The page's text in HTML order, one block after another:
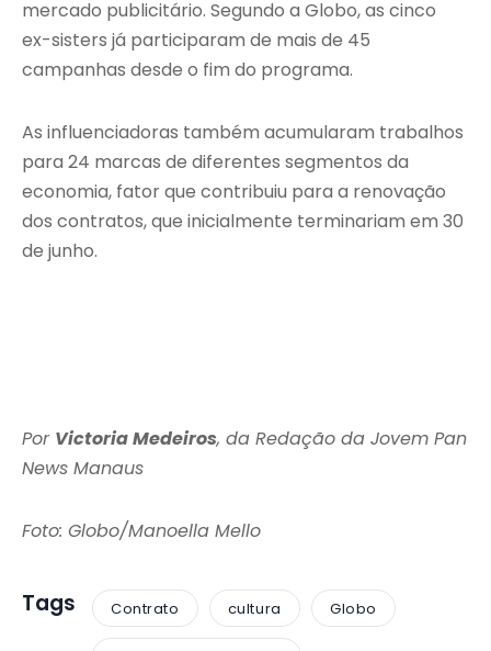
mercado publicitário. Segundo a Globo, as cinco
ex-sisters já participaram de mais de 45
campanhas desde o fim do programa.
As influenciadoras também acumularam trabalhos
para 24 marcas de diferentes segmentos da
economia, fator que contribuiu para a renovação
dos contratos, que inicialmente terminariam em 30
de junho.
Por Victoria Medeiros, da Redação da Jovem Pan
News Manaus
Foto: Globo/Manoella Mello
Tags Contrato cultura Globo